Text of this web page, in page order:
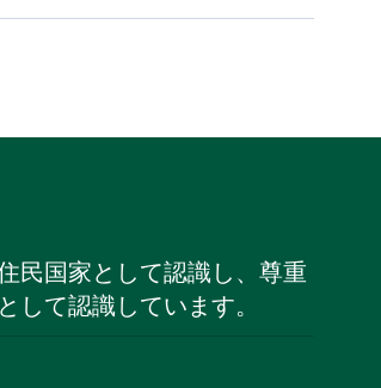
民国家として認識し、尊重
して認識しています。